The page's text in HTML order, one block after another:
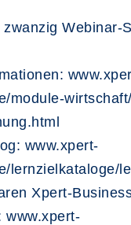
Webinar-
module-
www.xpert-
lernzielkataloge/
Xpert-
www.xpert-